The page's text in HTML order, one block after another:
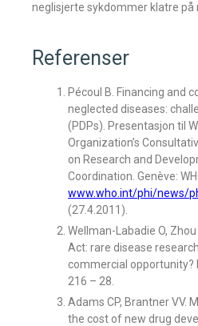
neglisjerte sykdommer klatre på
Referenser
Pécoul B. Financing and
neglected diseases:
(PDPs). Presentasjon til
Organization’s
on Research and
Coordination. Genève:
www.who.int/phi/news/
(27.4.2011).
Wellman-Labadie O,
Act: rare disease
commercial opportunity?
216 – 28.
Adams CP, Brantner VV.
the cost of new drug